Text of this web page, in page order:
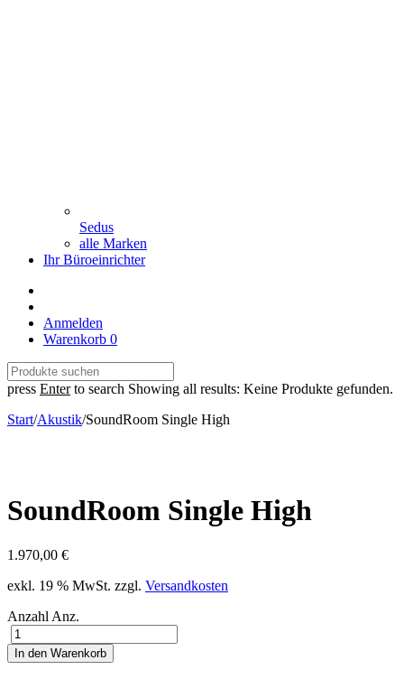
Sedus
alle Marken
Ihr Büroeinrichter
Anmelden
Warenkorb 0
press Enterto search Showing all results: Keine Produkte gefunden.
Start/Akustik/SoundRoom Single High
SoundRoom Single High
1.970,00 €
exkl. 19 % MwSt. zzgl. Versandkosten
Anzahl Anz.
In den Warenkorb